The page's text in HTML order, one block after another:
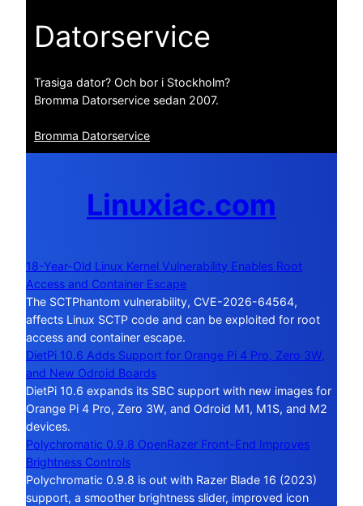
Datorservice
Trasiga dator? Och bor i Stockholm?
Bromma Datorservice sedan 2007.
Bromma Datorservice
Linuxiac.com
18-Year-Old Linux Kernel Vulnerability Enables Root
Access and Container Escape
The SCTPhantom vulnerability, CVE-2026-64564,
affects Linux SCTP code and can be exploited for root
access and container escape.
DietPi 10.6 Adds Support for Orange Pi 4 Pro, Zero 3W,
and New Odroid Boards
DietPi 10.6 expands its SBC support with new images for
Orange Pi 4 Pro, Zero 3W, and Odroid M1, M1S, and M2
devices.
Polychromatic 0.9.8 OpenRazer Front-End Improves
Brightness Controls
Polychromatic 0.9.8 is out with Razer Blade 16 (2023)
support, a smoother brightness slider, improved icon